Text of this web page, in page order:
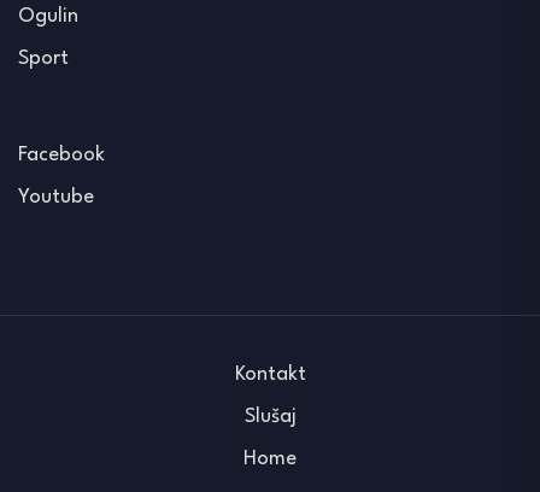
Ogulin
Sport
Facebook
Youtube
Kontakt
Slušaj
Home